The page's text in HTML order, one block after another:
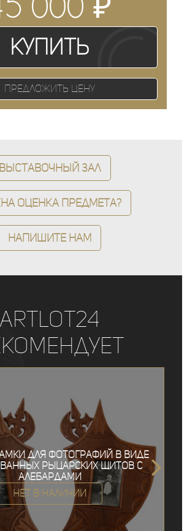
Купить
Предложить цену
Выставочный зал
оценка предмета?
Напишите нам
ArtLot24
для фотографий в виде
рыцарских щитов с
алебардами
Нет в наличии